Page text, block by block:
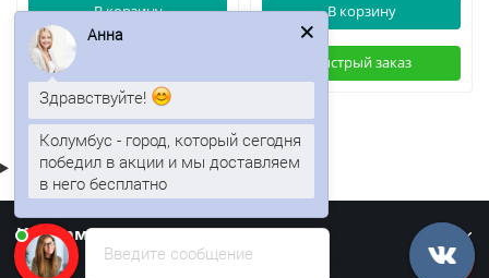
В корзину В корзину
Быстрый заказ
Информация
Введите сообщение
Анна
Здравствуйте!
Колумбус - город, который сегодня
победил в акции и мы доставляем
в него бесплатно